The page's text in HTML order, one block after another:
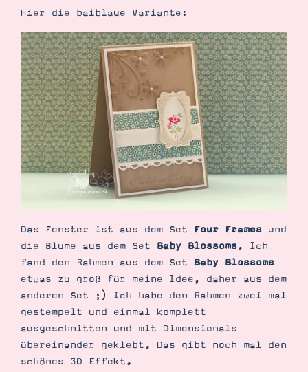
Tipps & Tricks
Ordnungstipps
Suche Impressum Datenschutz
Hier die baiblaue Variante:
Das Fenster ist aus dem Set Four Frames und
die Blume aus dem Set Baby Blossoms. Ich
fand den Rahmen aus dem Set Baby Blossoms
etwas zu groß für meine Idee, daher aus dem
anderen Set ;) Ich habe den Rahmen zwei mal
gestempelt und einmal komplett
ausgeschnitten und mit Dimensionals
übereinander geklebt. Das gibt noch mal den
schönes 3D Effekt.